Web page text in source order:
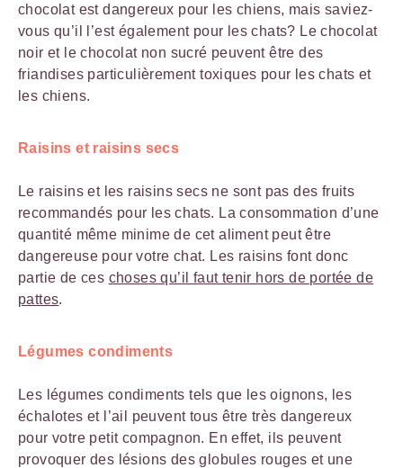
chocolat est dangereux pour les chiens, mais saviez-
vous qu’il l’est également pour les chats? Le chocolat
noir et le chocolat non sucré peuvent être des
friandises particulièrement toxiques pour les chats et
les chiens.
Raisins et raisins secs
Le raisins et les raisins secs ne sont pas des fruits
recommandés pour les chats. La consommation d’une
quantité même minime de cet aliment peut être
dangereuse pour votre chat. Les raisins font donc
partie de ces choses qu’il faut tenir hors de portée de
pattes.
Légumes condiments
Les légumes condiments tels que les oignons, les
échalotes et l’ail peuvent tous être très dangereux
pour votre petit compagnon. En effet, ils peuvent
provoquer des lésions des globules rouges et une